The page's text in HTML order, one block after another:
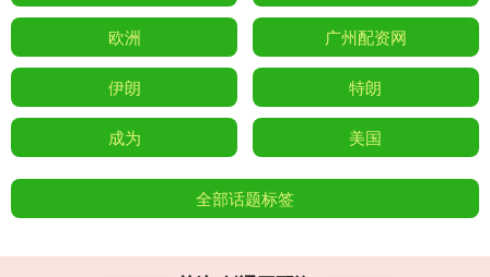
欧洲 广州配资网
伊朗 特朗
成为 美国
全部话题标签